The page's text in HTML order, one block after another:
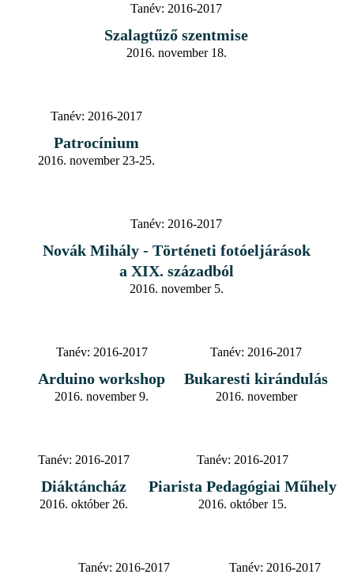
Tanév: 2016-2017
Szalagtűző szentmise
2016. november 18.
Tanév: 2016-2017
Patrocínium
2016. november 23-25.
Tanév: 2016-2017
Novák Mihály - Történeti fotóeljárások
a XIX. századból
2016. november 5.
Tanév: 2016-2017
Arduino workshop
2016. november 9.
Tanév: 2016-2017
Bukaresti kirándulás
2016. november
Tanév: 2016-2017
Diáktáncház
2016. október 26.
Tanév: 2016-2017
Piarista Pedagógiai Műhely
2016. október 15.
Tanév: 2016-2017 Tanév: 2016-2017